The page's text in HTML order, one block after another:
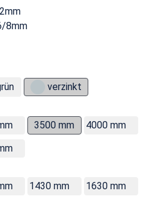
8mm
verzinkt
3500 mm
4000 mm
1430 mm
1630 mm